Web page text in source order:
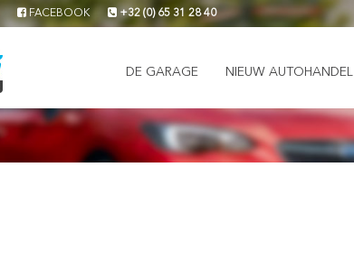
FACEBOOK +32 (0) 65 31 28 40
DE GARAGE NIEUW AUTOHANDEL